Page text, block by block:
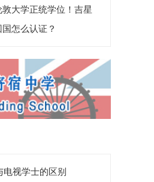
大学正统学位！吉星
优选
怎么认证？
视学士的区别